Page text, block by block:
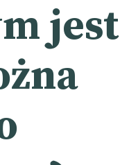
jest